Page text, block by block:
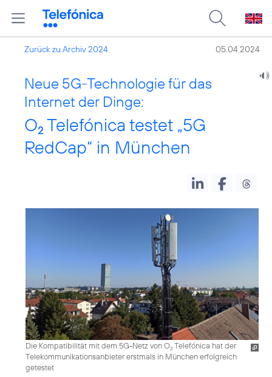
Zurück zu Archiv 2024 05.04.2024
Neue 5G-Technologie für das
Internet der Dinge:
O2 Telefónica testet „5G
RedCap“ in München
Die Kompatibilität mit dem 5G-Netz von O2Telefónica hat der
Telekommunikationsanbieter erstmals in München erfolgreich
getestet